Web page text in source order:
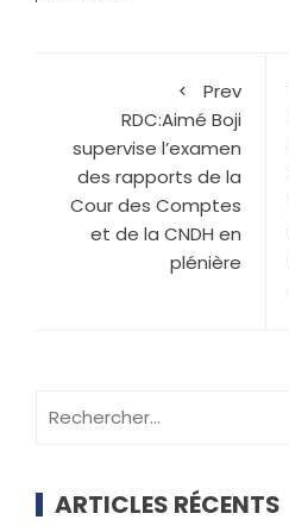
Prev
RDC:Aimé Boji
supervise l’examen
des rapports de la
Cour des Comptes
et de la CNDH en
plénière
ARTICLES RÉCENTS